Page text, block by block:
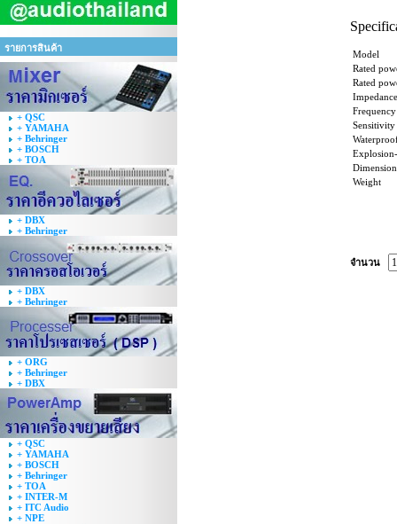
รายการสินค้า
+ QSC
+ YAMAHA
+ Behringer
+ BOSCH
+ TOA
+ DBX
+ Behringer
+ DBX
+ Behringer
+ ORG
+ Behringer
+ DBX
+ QSC
+ YAMAHA
+ BOSCH
+ Behringer
+ TOA
+ INTER-M
+ ITC Audio
+ NPE
Model
Rated
Rated
Impedance
Sensitivity
Dimension
Weight
จำนวน